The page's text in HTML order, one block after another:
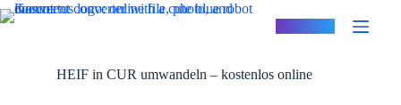
Zum
Inhalt
HEIF in CUR umwandeln – kostenlos online